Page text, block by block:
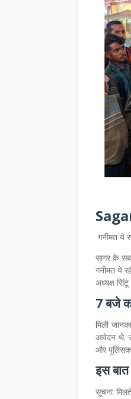
गनीमत ये
सागर के
गनीमत ये
अध्यक्ष
7 बजे
मिली
आवेदन थे.
और
इस
सूचना